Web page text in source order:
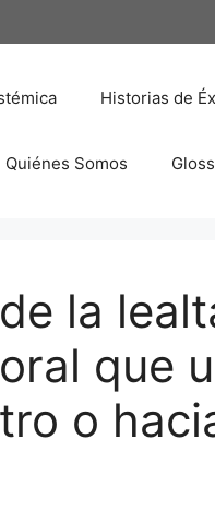
Historias de
Quiénes Somos
la
que
o